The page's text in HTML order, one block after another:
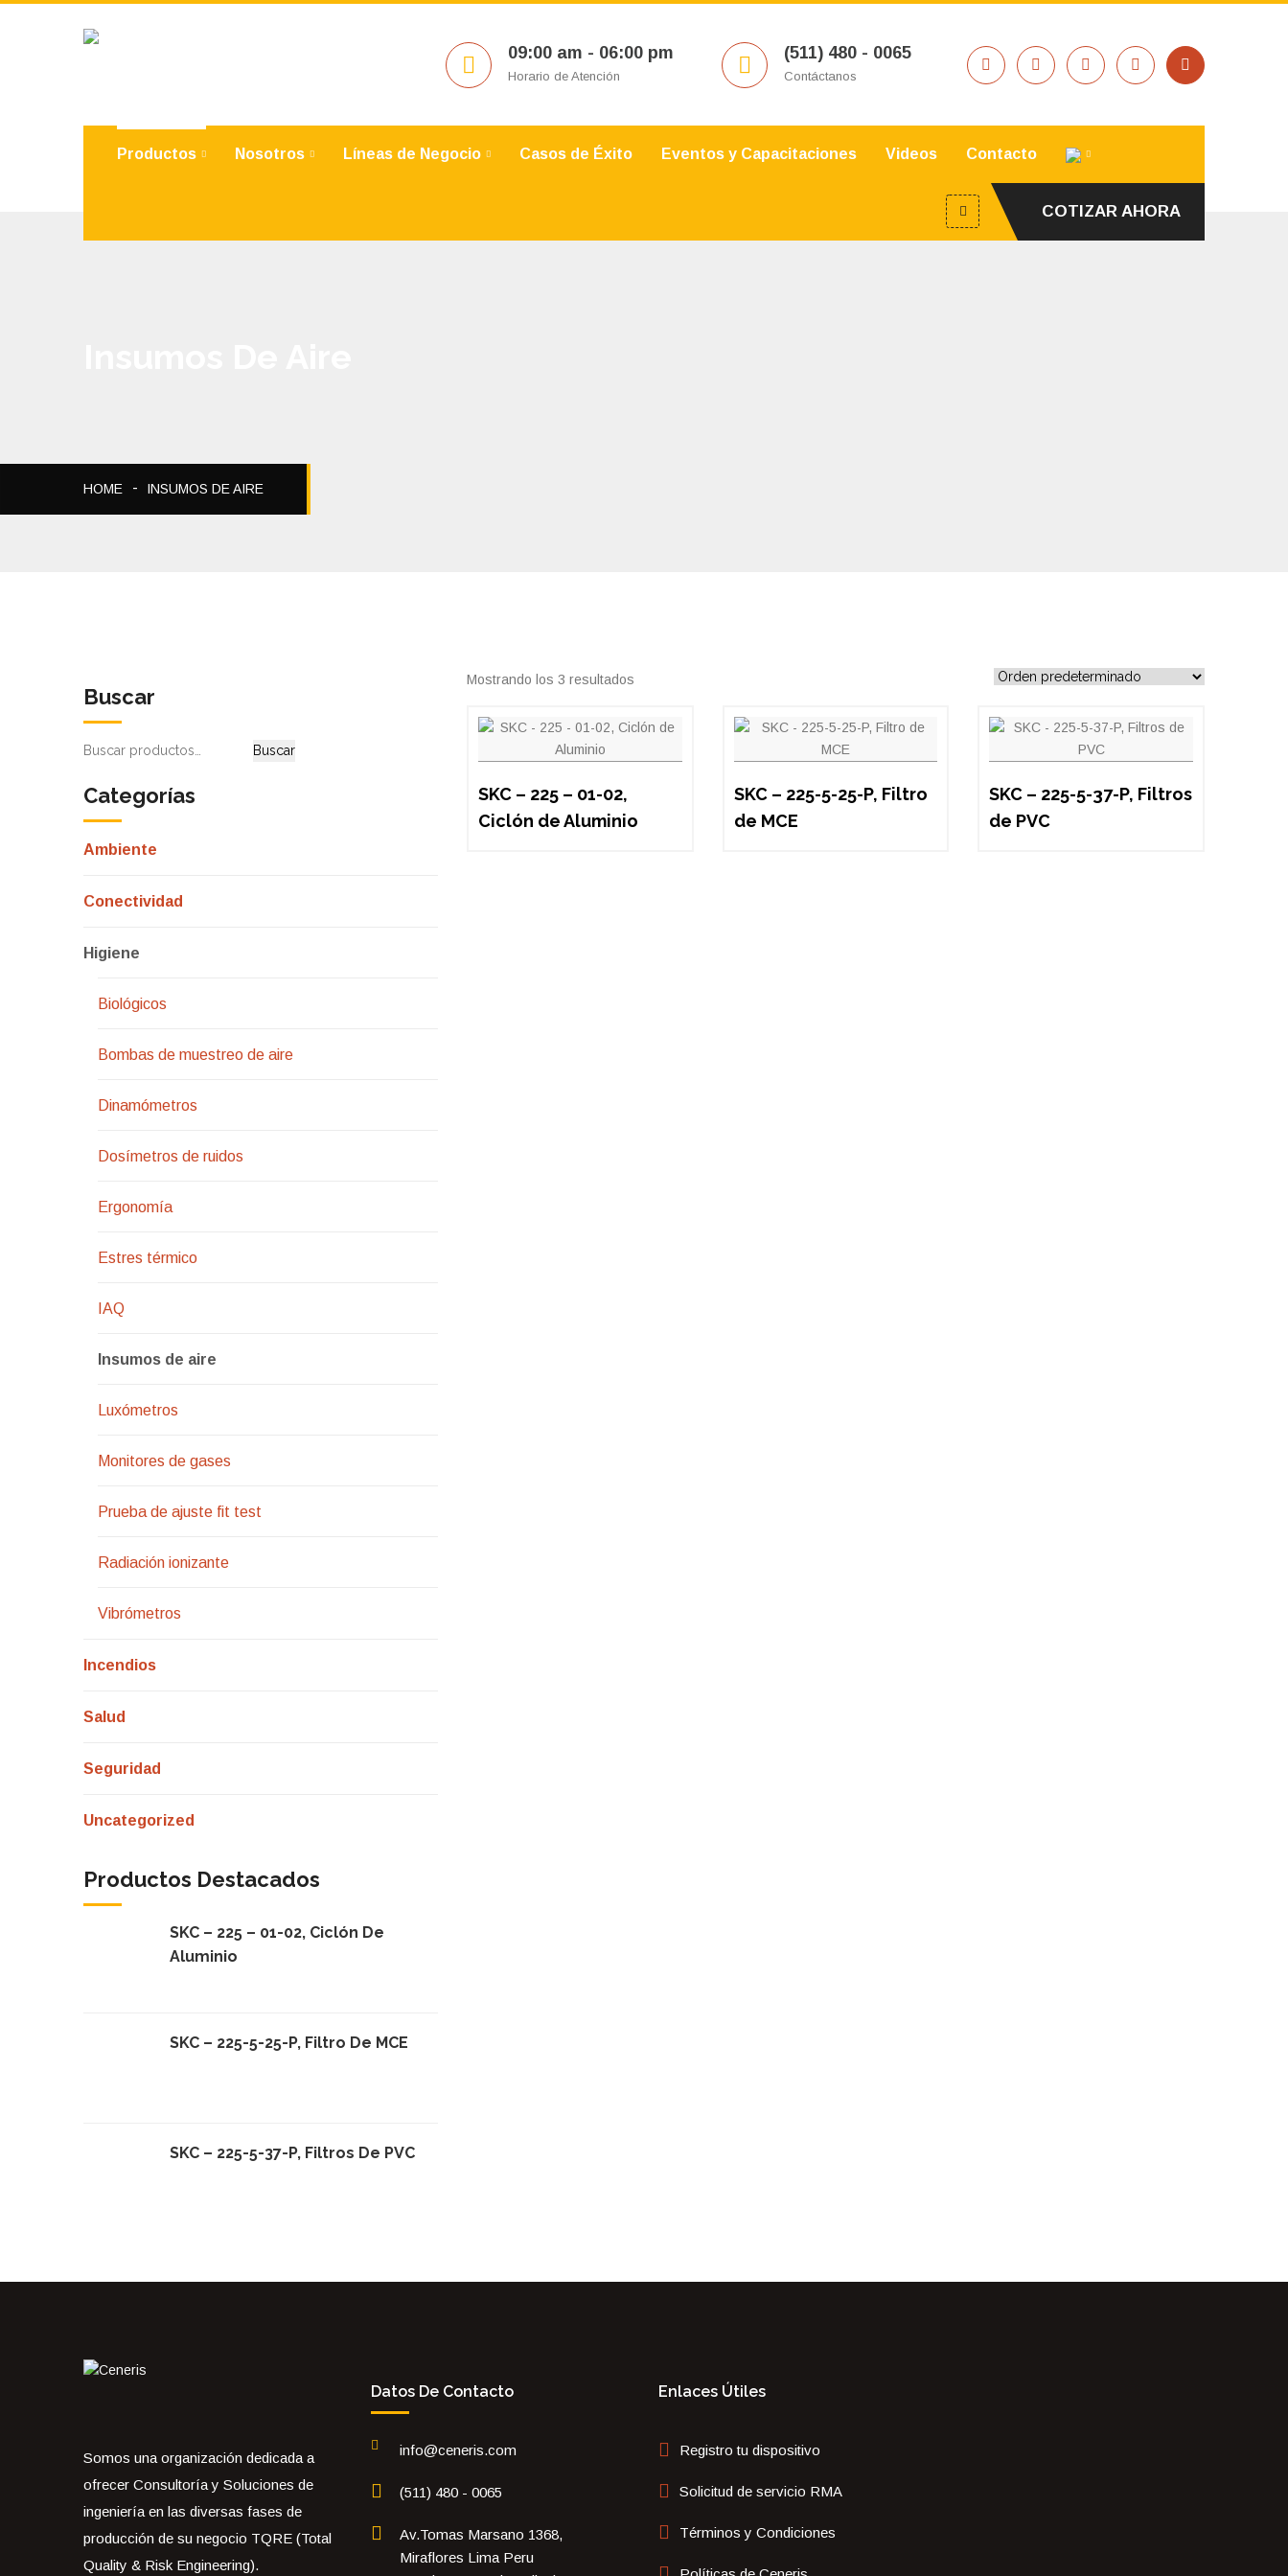
09:00 am - 06:00 pm
Horario de Atención
(511) 480 - 0065
Contáctanos
Productos Nosotros Líneas de Negocio Casos de Éxito Eventos y Capacitaciones Videos Contacto
COTIZAR AHORA
HOME INSUMOS DE AIRE
Buscar
Buscar
Buscar
Categorías
Ambiente
Conectividad
Higiene
Biológicos
Bombas de muestreo de aire
Dinamómetros
Dosímetros de ruidos
Ergonomía
Estres térmico
IAQ
Insumos de aire
Luxómetros
Monitores de gases
Prueba de ajuste fit test
Radiación ionizante
Vibrómetros
Incendios
Salud
Seguridad
Uncategorized
Productos Destacados
SKC – 225 – 01-02, Ciclón De
Aluminio
SKC – 225-5-25-P, Filtro De MCE
SKC – 225-5-37-P, Filtros De PVC
Mostrando los 3 resultados
SKC – 225 – 01-02,
Ciclón de Aluminio
SKC – 225-5-25-P, Filtro
de MCE
SKC – 225-5-37-P, Filtros
de PVC
Somos una organización dedicada a
ofrecer Consultoría y Soluciones de
ingeniería en las diversas fases de
producción de su negocio TQRE (Total
Quality & Risk Engineering).
Datos De Contacto
info@ceneris.com
(511) 480 - 0065
Av.Tomas Marsano 1368,
Miraflores Lima Peru
Enlaces Útiles
Registro tu dispositivo
Solicitud de servicio RMA
Términos y Condiciones